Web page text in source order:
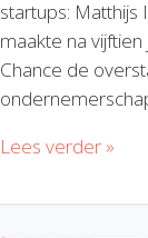
startups: Matthijs
maakte na
Chance de
Lees verder »